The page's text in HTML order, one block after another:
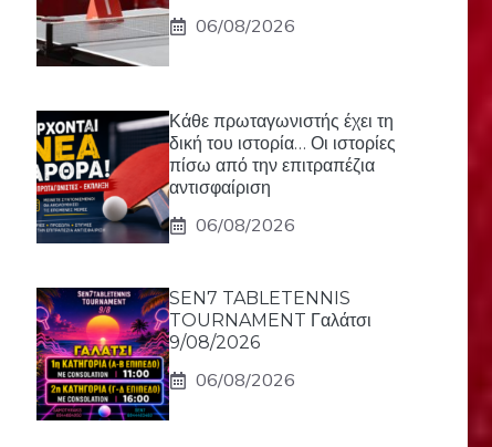
06/08/2026
Κάθε πρωταγωνιστής έχει τη
δική του ιστορία… Οι ιστορίες
πίσω από την επιτραπέζια
αντισφαίριση
06/08/2026
SEN7 TABLETENNIS
TOURNAMENT Γαλάτσι
9/08/2026
06/08/2026